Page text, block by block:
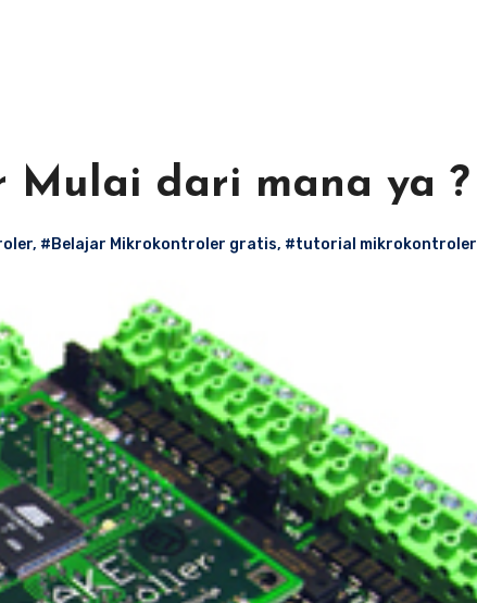
Mulai dari mana ya ?
, #Belajar Mikrokontroler gratis, #tutorial mikrokontroler